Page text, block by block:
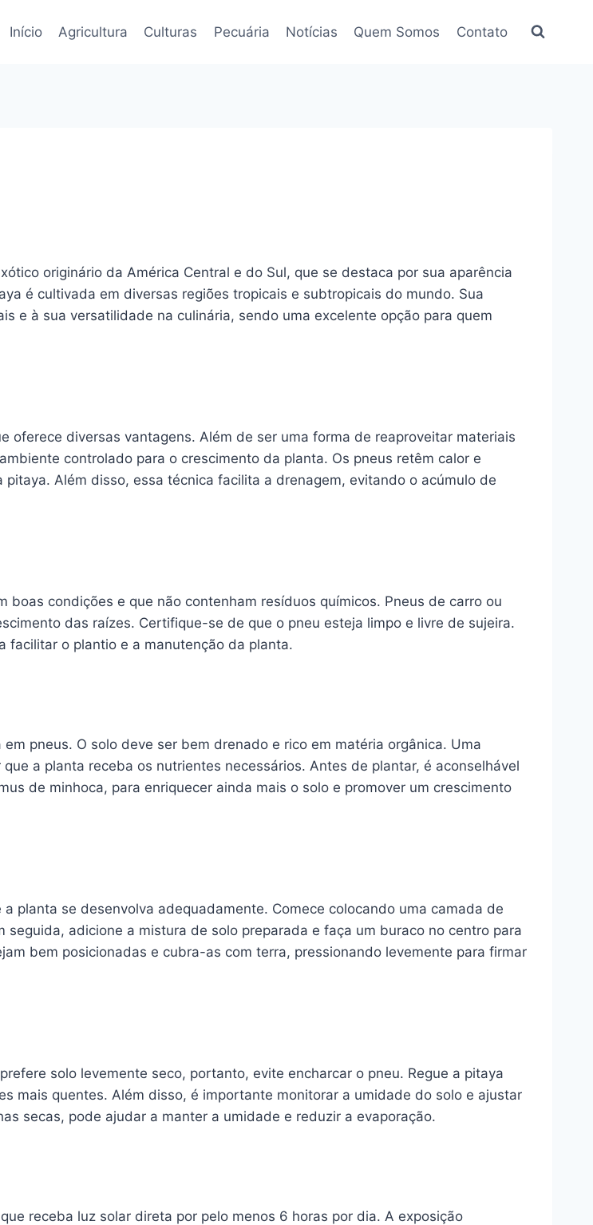
Início Agricultura Culturas Pecuária Notícias Quem Somos Contato
originário da América Central e do Sul, que se destaca por sua aparência
é cultivada em diversas regiões tropicais e subtropicais do mundo. Sua
e à sua versatilidade na culinária, sendo uma excelente opção para quem
oferece diversas vantagens. Além de ser uma forma de reaproveitar materiais
controlado para o crescimento da planta. Os pneus retêm calor e
Além disso, essa técnica facilita a drenagem, evitando o acúmulo de
condições e que não contenham resíduos químicos. Pneus de carro ou
das raízes. Certifique-se de que o pneu esteja limpo e livre de sujeira.
facilitar o plantio e a manutenção da planta.
pneus. O solo deve ser bem drenado e rico em matéria orgânica. Uma
a planta receba os nutrientes necessários. Antes de plantar, é aconselhável
de minhoca, para enriquecer ainda mais o solo e promover um crescimento
planta se desenvolva adequadamente. Comece colocando uma camada de
adicione a mistura de solo preparada e faça um buraco no centro para
bem posicionadas e cubra-as com terra, pressionando levemente para firmar
solo levemente seco, portanto, evite encharcar o pneu. Regue a pitaya
mais quentes. Além disso, é importante monitorar a umidade do solo e ajustar
secas, pode ajudar a manter a umidade e reduzir a evaporação.
receba luz solar direta por pelo menos 6 horas por dia. A exposição